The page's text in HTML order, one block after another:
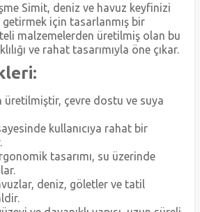
Simit, deniz ve havuz keyfinizi
için tasarlanmış bir
malzemelerden üretilmiş olan bu
ve rahat tasarımıyla öne çıkar.
üretilmiştir, çevre dostu ve suya
kullanıcıya rahat bir
tasarımı, su üzerinde
deniz, göletler ve tatil